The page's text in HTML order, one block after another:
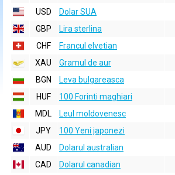
USD
Dolar SUA
GBP
Lira sterlina
CHF
Francul elvetian
XAU
Gramul de aur
BGN
Leva bulgareasca
HUF
100 Forinti maghiari
MDL
Leul moldovenesc
JPY
100 Yeni japonezi
AUD
Dolarul australian
CAD
Dolarul canadian